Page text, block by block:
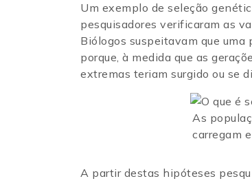
Um exemplo de seleção
pesquisadores verificaram as
Biólogos suspeitavam que
porque, à medida que as
extremas teriam surgido ou se
As
carregam
A partir destas hipóteses